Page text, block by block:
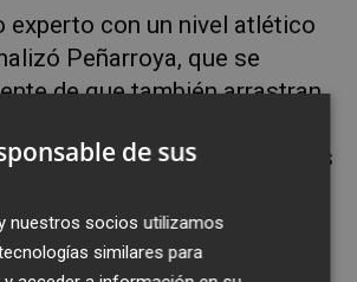
experto con un nivel atlético
Peñarroya, que se
de que también arrastran
en los interiores. “Pero
en un momento de fijarnos
que en el rival”, explicó el
que la clara derrota en la
ante el Barcelona
de sus
nuestros socios utilizamos
similares para